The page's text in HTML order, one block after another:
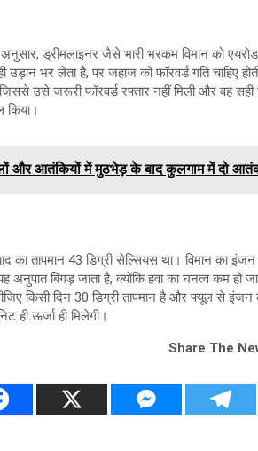
ड्रीमलाइनर जैसे भारी भरकम विमान को
भर लेता है, पर जहाज को फॉरवर्ड गति चाहिए
जिससे उसे जरूरी फॉरवर्ड रफ्तार नहीं मिली और वह
किया।
और आतंकियों में मुठभेड़ के बाद कुलगाम में दो
का तापमान 43 डिग्री सेल्सियस था। विमान
में यह अनुपात बिगड़ जाता है, क्योंकि हवा का घनत्व
किसी दिन 30 डिग्री तापमान है और फ्यूल से
ही ऊर्जा ही मिलेगी।
Share The